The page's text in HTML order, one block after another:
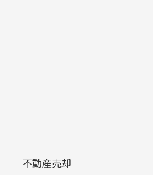
不動産売却